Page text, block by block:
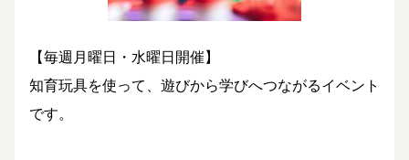
【毎週月曜日・水曜日開催】
知育玩具を使って、遊びから学びへつながるイベント
です。